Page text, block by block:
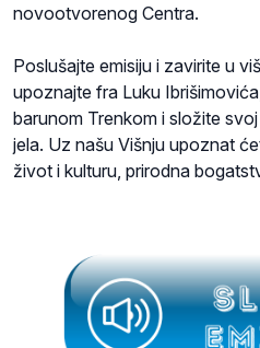
novootvorenog Centra.
Poslušajte emisiju i zavirite u
upoznajte fra Luku
barunom Trenkom i složite
jela. Uz našu Višnju upoznat
život i kulturu, prirodna